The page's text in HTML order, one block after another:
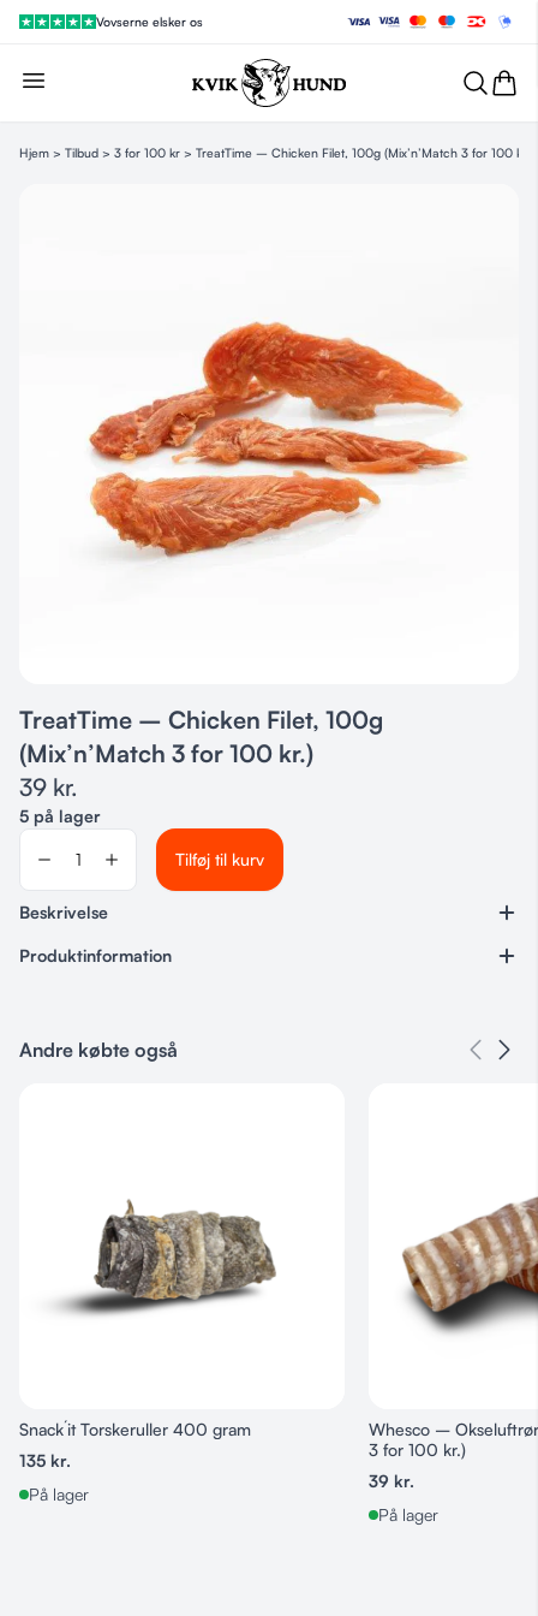
Vovserne elsker os
Hjem > Tilbud > 3 for 100 kr > TreatTime – Chicken Filet, 100g (Mix’n’Match 3 for 100 kr.)
TreatTime – Chicken Filet, 100g
(Mix’n’Match 3 for 100 kr.)
39 kr.
5 på lager
Tilføj til kurv
Beskrivelse
Fremstillet af højkvalitets kyllingefilet
Højt indhold af naturligt protein
Blød og saftig konsistens
Produktinformation
Kategorier
Andre købte også
Snack´it Torskeruller 400 gram
135 kr.
På lager
Whesco –
3 for 100 kr.)
39 kr.
På lager